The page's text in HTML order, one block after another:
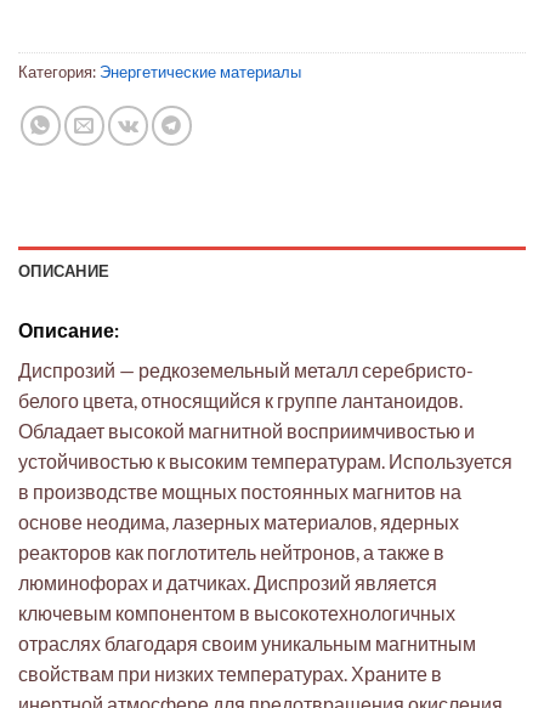
Категория: Энергетические материалы
ОПИСАНИЕ
Описание:
Диспрозий — редкоземельный металл серебристо-
белого цвета, относящийся к группе лантаноидов.
Обладает высокой магнитной восприимчивостью и
устойчивостью к высоким температурам. Используется
в производстве мощных постоянных магнитов на
основе неодима, лазерных материалов, ядерных
реакторов как поглотитель нейтронов, а также в
люминофорах и датчиках. Диспрозий является
ключевым компонентом в высокотехнологичных
отраслях благодаря своим уникальным магнитным
свойствам при низких температурах. Храните в